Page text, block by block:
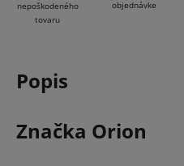
nepoškodeného
tovaru
objednávke
Popis
Značka Orion